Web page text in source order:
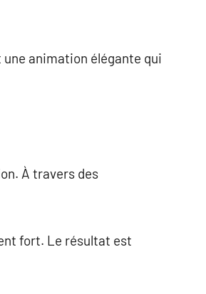
une animation élégante qui
À travers des
fort. Le résultat est